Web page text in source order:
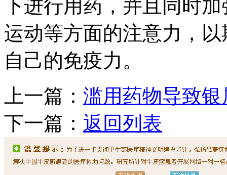
下进行用药，并且同时
运动等方面的注意力，
自己的免疫力。
上一篇： 滥用药物导致银
下一篇： 返回列表